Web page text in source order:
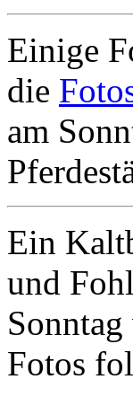
Einige
die
am
Ein
und
Fotos